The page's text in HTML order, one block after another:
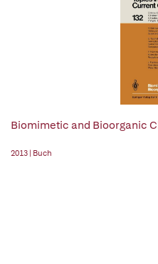
Biomimetic and Bioorganic
2013 | Buch